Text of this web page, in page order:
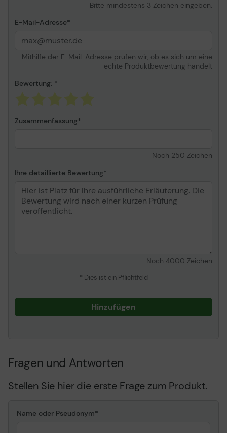
Bitte mindestens 3 Zeichen eingeben.
E-Mail-Adresse
Mithilfe der E-Mail-Adresse prüfen wir, ob es sich um eine
echte Produktbewertung handelt
Bewertung:
Zusammenfassung
Noch 250 Zeichen
Ihre detaillierte Bewertung
Noch 4000 Zeichen
* Dies ist ein Pflichtfeld
Hinzufügen
Fragen und Antworten
Stellen Sie hier die erste Frage zum Produkt.
Name oder Pseudonym